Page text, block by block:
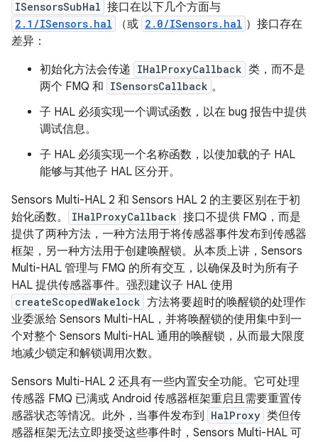
ISensorsSubHal 接口在以下几个方面与
2.1/ISensors.hal （或 2.0/ISensors.hal ）接口存在
差异：
初始化方法会传递 IHalProxyCallback 类，而不是
两个 FMQ 和 ISensorsCallback 。
子 HAL 必须实现一个调试函数，以在 bug 报告中提供
调试信息。
子 HAL 必须实现一个名称函数，以使加载的子 HAL
能够与其他子 HAL 区分开。
Sensors Multi-HAL 2 和 Sensors HAL 2 的主要区别在于初
始化函数。
IHalProxyCallback 接口不提供 FMQ，而是
提供了两种方法，一种方法用于将传感器事件发布到传感器
框架，另一种方法用于创建唤醒锁。从本质上讲，Sensors
Multi-HAL 管理与 FMQ 的所有交互，以确保及时为所有子
HAL 提供传感器事件。强烈建议子 HAL 使用
createScopedWakelock 方法将要超时的唤醒锁的处理作
业委派给 Sensors Multi-HAL，并将唤醒锁的使用集中到一
个对整个 Sensors Multi-HAL 通用的唤醒锁，从而最大限度
地减少锁定和解锁调用次数。
Sensors Multi-HAL 2 还具有一些内置安全功能。它可处理
传感器 FMQ 已满或 Android 传感器框架重启且需要重置传
感器状态等情况。此外，当事件发布到
HalProxy 类但传
感器框架无法立即接受这些事件时，Sensors Multi-HAL 可